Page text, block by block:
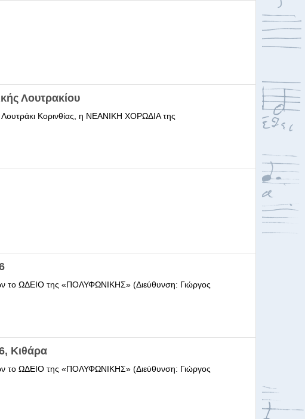
Λουτρακίου
Κορινθίας, η ΝΕΑΝΙΚΗ ΧΟΡΩΔΙΑ της
το ΩΔΕΙΟ της «ΠΟΛΥΦΩΝΙΚΗΣ» (Διεύθυνση: Γιώργος
Κιθάρα
το ΩΔΕΙΟ της «ΠΟΛΥΦΩΝΙΚΗΣ» (Διεύθυνση: Γιώργος